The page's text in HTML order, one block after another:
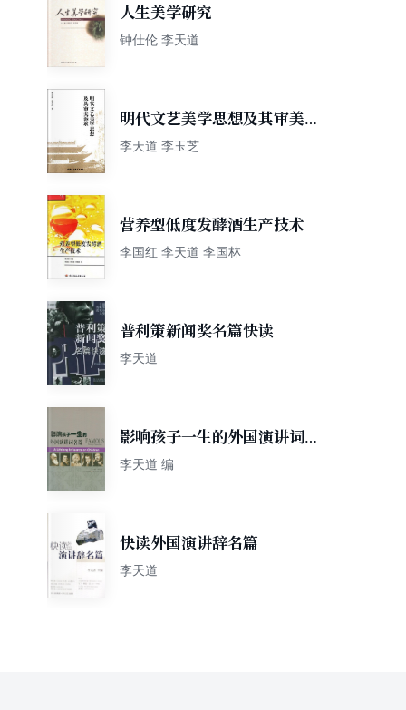
人生美学研究
钟仕伦 李天道
明代文艺美学思想及其审美诉
求
李天道 李玉芝
营养型低度发酵酒生产技术
李国红 李天道 李国林
普利策新闻奖名篇快读
李天道
影响孩子一生的外国演讲词名
篇
李天道 编
快读外国演讲辞名篇
李天道